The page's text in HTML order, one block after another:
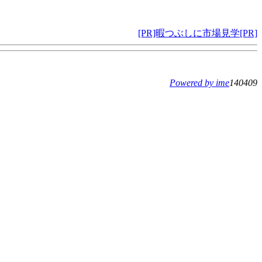
[PR]暇つぶしに市場見学[PR]
Powered by ime140409